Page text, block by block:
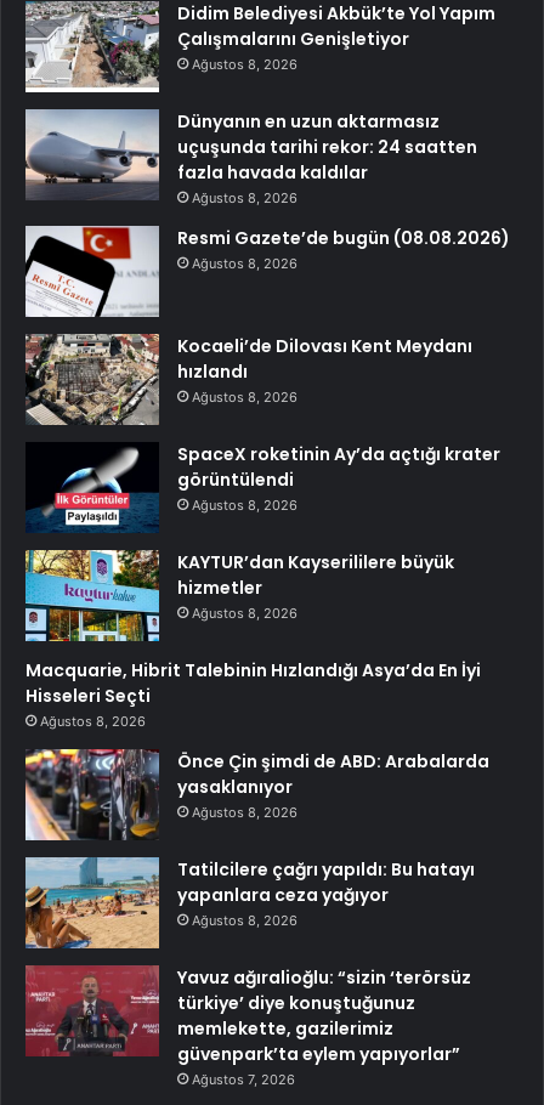
Didim Belediyesi Akbük’te Yol Yapım
Çalışmalarını Genişletiyor
Ağustos 8, 2026
Dünyanın en uzun aktarmasız
uçuşunda tarihi rekor: 24 saatten
fazla havada kaldılar
Ağustos 8, 2026
Resmi Gazete’de bugün (08.08.2026)
Ağustos 8, 2026
Kocaeli’de Dilovası Kent Meydanı
hızlandı
Ağustos 8, 2026
SpaceX roketinin Ay’da açtığı krater
görüntülendi
Ağustos 8, 2026
KAYTUR’dan Kayserililere büyük
hizmetler
Ağustos 8, 2026
Macquarie, Hibrit Talebinin Hızlandığı Asya’da En İyi
Hisseleri Seçti
Ağustos 8, 2026
Önce Çin şimdi de ABD: Arabalarda
yasaklanıyor
Ağustos 8, 2026
Tatilcilere çağrı yapıldı: Bu hatayı
yapanlara ceza yağıyor
Ağustos 8, 2026
Yavuz ağıralioğlu: “sizin ‘terörsüz
türkiye’ diye konuştuğunuz
memlekette, gazilerimiz
güvenpark’ta eylem yapıyorlar”
Ağustos 7, 2026